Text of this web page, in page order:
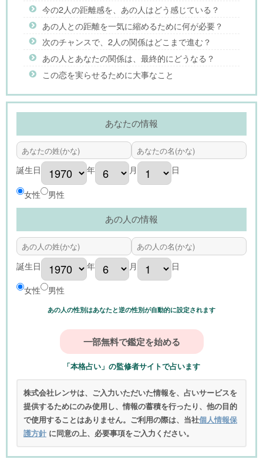
今の2人の距離感を、あの人はどう感じている？
あの人との距離を一気に縮めるために何が必要？
次のチャンスで、2人の関係はどこまで進む？
あの人とあなたの関係は、最終的にどうなる？
この恋を実らせるために大事なこと
あなたの情報
誕生日 年 月 日
女性 男性
あの人の情報
誕生日 年 月 日
女性 男性
あの人の性別はあなたと逆の性別が自動的に設定されます
「本格占い」の監修者サイトで占います
株式会社レンサは、ご入力いただいた情報を、占いサービスを
提供するためにのみ使用し、情報の蓄積を行ったり、他の目的
で使用することはありません。ご利用の際は、当社個人情報保
護方針 に同意の上、必要事項をご入力ください。